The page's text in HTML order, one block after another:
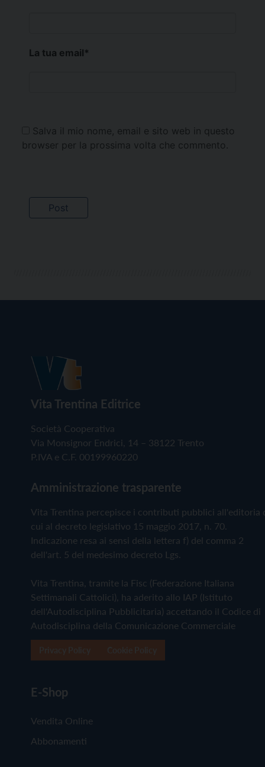
La tua email*
Salva il mio nome, email e sito web in questo
browser per la prossima volta che commento.
Vita Trentina Editrice
Società Cooperativa
Via Monsignor Endrici, 14 – 38122 Trento
P.IVA e C.F. 00199960220
Amministrazione trasparente
Vita Trentina percepisce i contributi pubblici all'editoria
cui al decreto legislativo 15 maggio 2017, n. 70.
Indicazione resa ai sensi della lettera f) del comma 2
dell'art. 5 del medesimo decreto Lgs.
Vita Trentina, tramite la Fisc (Federazione Italiana
Settimanali Cattolici), ha aderito allo IAP (Istituto
dell'Autodisciplina Pubblicitaria) accettando il Codice di
Autodisciplina della Comunicazione Commerciale
E-Shop
Vendita Online
Abbonamenti